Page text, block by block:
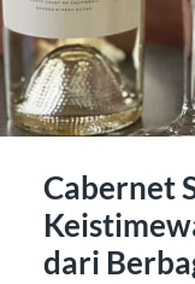
Cabernet
dari